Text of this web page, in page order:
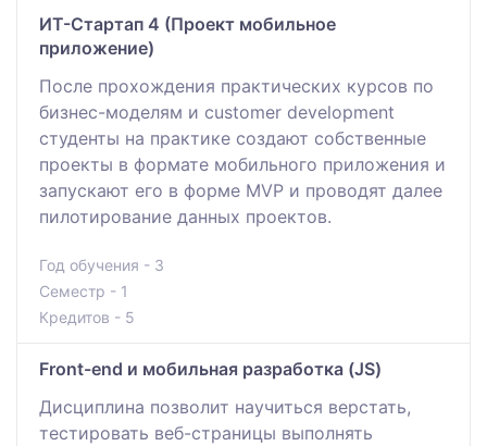
ИТ-Стартап 4 (Проект мобильное
приложение)
После прохождения практических курсов по
бизнес-моделям и customer development
студенты на практике создают собственные
проекты в формате мобильного приложения и
запускают его в форме MVP и проводят далее
пилотирование данных проектов.
Год обучения - 3
Семестр - 1
Кредитов - 5
Front-end и мобильная разработка (JS)
Дисциплина позволит научиться верстать,
тестировать веб-страницы выполнять